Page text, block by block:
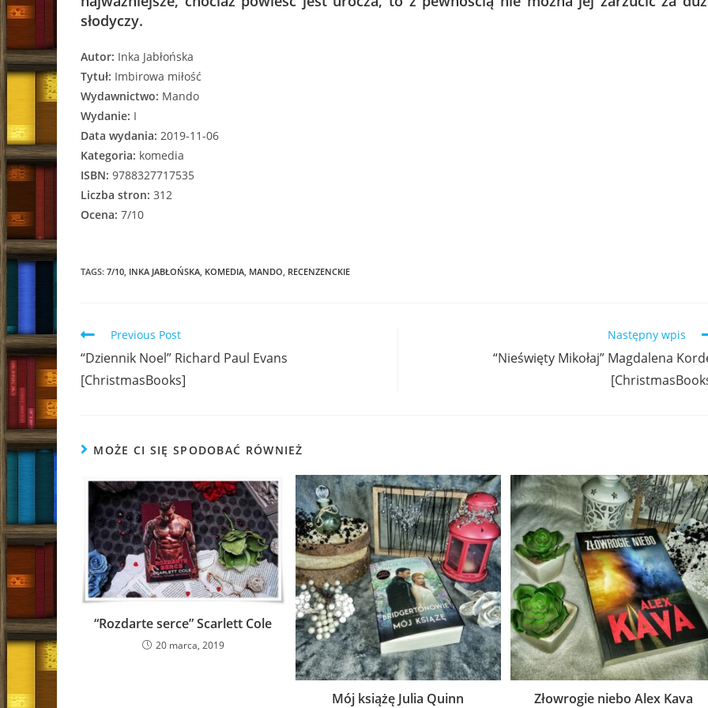
słodyczy.
Autor: Inka Jabłońska
Tytuł: Imbirowa miłość
Wydawnictwo: Mando
Wydanie: I
Data wydania: 2019-11-06
Kategoria: komedia
ISBN: 9788327717535
Liczba stron: 312
Ocena: 7/10
TAGS: 7/10, INKA JABŁOŃSKA, KOMEDIA, MANDO, RECENZENCKIE
Read
articles
Previous Post
“Dziennik Noel” Richard Paul Evans
[ChristmasBooks]
Następny wpis
“Nieświęty Mikołaj” Magdalena
MOŻE CI SIĘ SPODOBAĆ RÓWNIEŻ
“Rozdarte serce” Scarlett Cole
20 marca, 2019
Mój książę Julia Quinn Złowrogie niebo Alex Kava